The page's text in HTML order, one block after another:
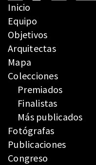
Inicio
Equipo
Objetivos
Arquitectas
Mapa
Colecciones
Premiados
Finalistas
Más publicados
Fotógrafas
Publicaciones
Congreso